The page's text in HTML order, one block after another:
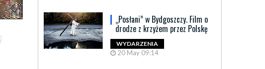
„Posłani” w Bydgoszczy. Film o
drodze z krzyżem przez Polskę
WYDARZENIA
20 May 09:14